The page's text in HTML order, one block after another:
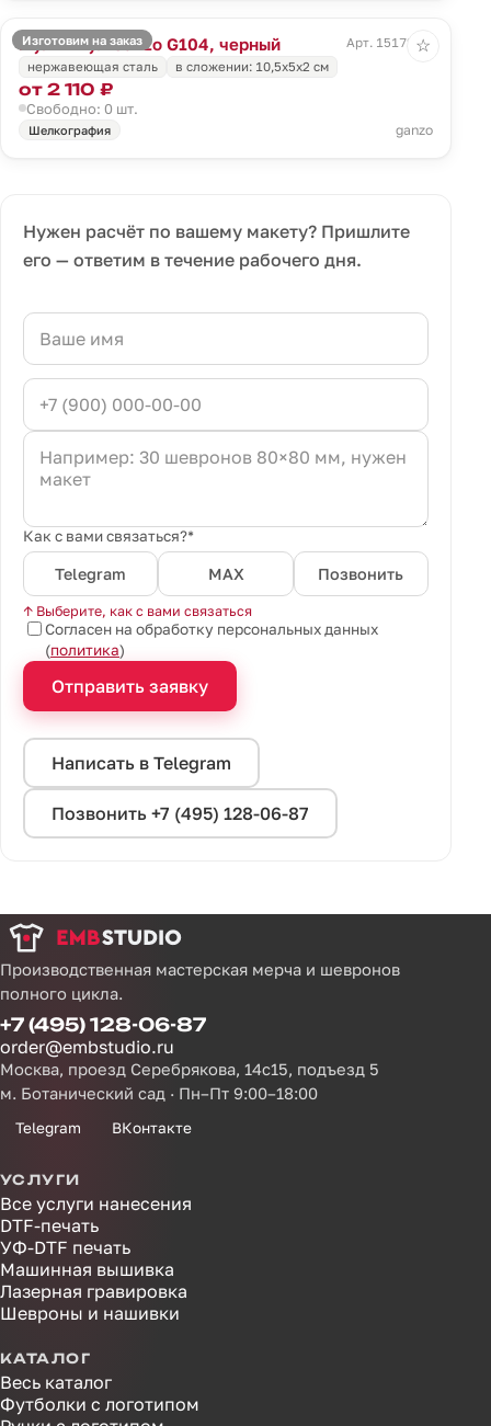
Изготовим на заказ
Мультитул Ganzo G104, черный
Арт. 15172.30
нержавеющая сталь
в сложении: 10,5х5х2 см
от 2 110 ₽
Свободно: 0 шт.
Шелкография ganzo
☆
Нужен расчёт по вашему макету? Пришлите
его — ответим в течение рабочего дня.
Как с вами связаться?*
Telegram MAX Позвонить
↑ Выберите, как с вами связаться
Согласен на обработку персональных данных
(политика)
Отправить заявку
Написать в Telegram
Позвонить +7 (495) 128-06-87
Производственная мастерская мерча и шевронов
полного цикла.
+7 (495) 128-06-87
order@embstudio.ru
Москва, проезд Серебрякова, 14с15, подъезд 5
м. Ботанический сад · Пн–Пт 9:00–18:00
Telegram ВКонтакте
УСЛУГИ
Все услуги нанесения
DTF-печать
УФ-DTF печать
Машинная вышивка
Лазерная гравировка
Шевроны и нашивки
КАТАЛОГ
Весь каталог
Футболки с логотипом